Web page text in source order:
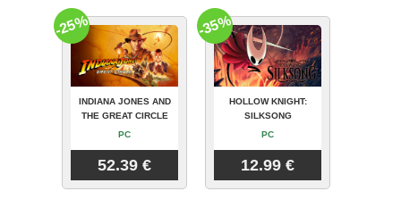
INDIANA JONES AND
THE GREAT CIRCLE
PC
52.39 €
-25%
HOLLOW KNIGHT:
SILKSONG
PC
12.99 €
-35%